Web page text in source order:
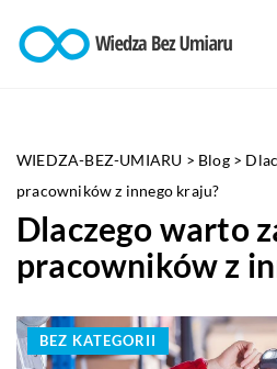
WIEDZA-BEZ-UMIARU > Blog>
pracowników z innego kraju?
Dlaczego warto
pracowników z
BEZ KATEGORII